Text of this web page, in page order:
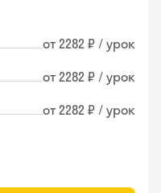
от 2282 ₽ / урок
от 2282 ₽ / урок
от 2282 ₽ / урок